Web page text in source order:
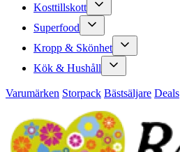
Kosttillskott
Superfood
Kropp & Skönhet
Kök & Hushåll
Varumärken Storpack Bästsäljare Deals